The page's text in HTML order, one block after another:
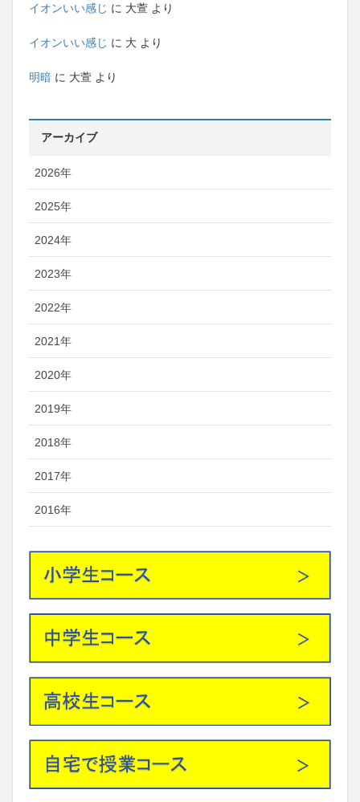
イオンいい感じ に 大萱 より
イオンいい感じ に 大 より
明暗 に 大萱 より
アーカイブ
2026年
2025年
2024年
2023年
2022年
2021年
2020年
2019年
2018年
2017年
2016年